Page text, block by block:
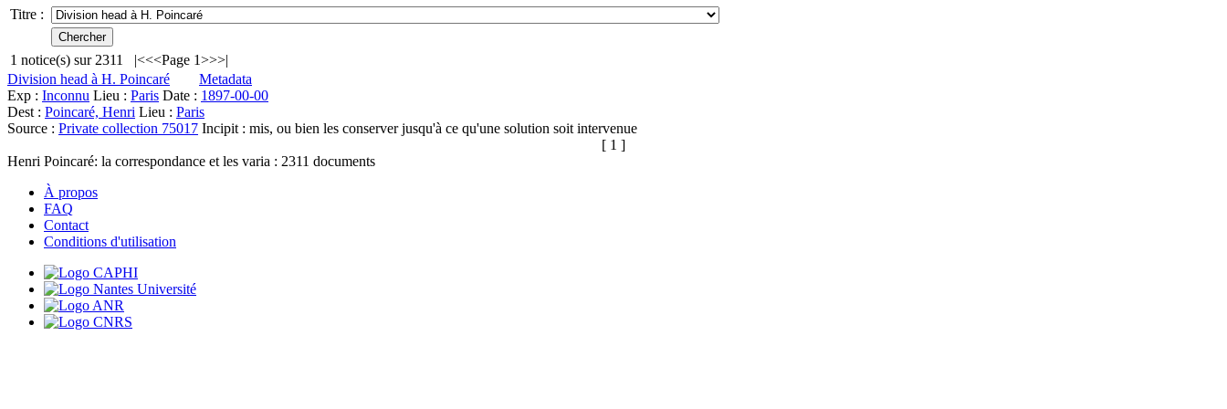
Titre :
1 notice(s) sur 2311 |<<<Page 1>>>|
Division head à H. Poincaré
Metadata
Exp : Inconnu Lieu : Paris Date : 1897-00-00
Dest : Poincaré, Henri Lieu : Paris
Source : Private collection 75017 Incipit : mis, ou bien les conserver jusqu'à ce qu'une solution soit intervenue
[ 1 ]
Henri Poincaré: la correspondance et les varia : 2311 documents
À propos
FAQ
Contact
Conditions d'utilisation